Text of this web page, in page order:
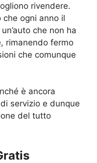
rivendere.
ogni anno il
che non ha
rimanendo fermo
che comunque
è ancora
servizio e dunque
del tutto